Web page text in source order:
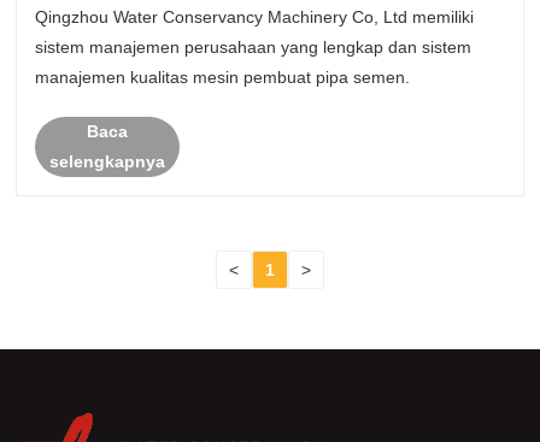
Qingzhou Water Conservancy Machinery Co, Ltd memiliki
sistem manajemen perusahaan yang lengkap dan sistem
manajemen kualitas mesin pembuat pipa semen.
Baca
selengkapnya
< 1 >